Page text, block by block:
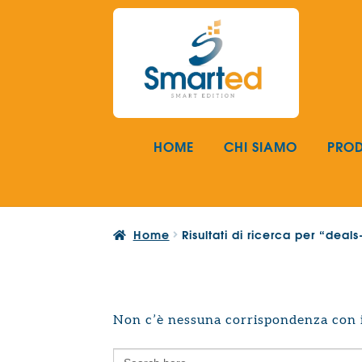
Vai
navigazione
Vai
HOME CHI SIAMO
Home Risultati di ricerca per
Non c’è nessuna corrispondenza
Search